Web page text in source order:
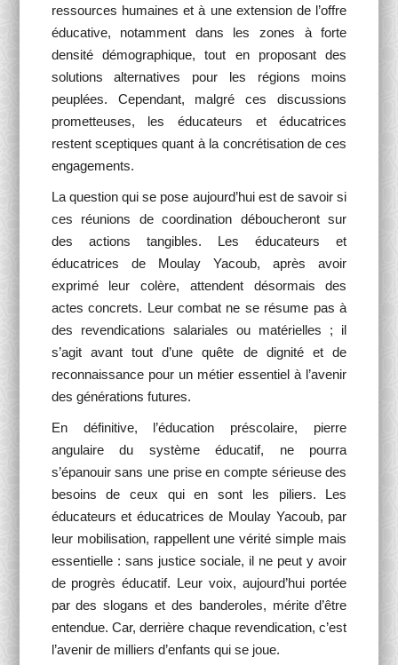
ressources humaines et à une extension de l’offre
éducative, notamment dans les zones à forte
densité démographique, tout en proposant des
solutions alternatives pour les régions moins
peuplées. Cependant, malgré ces discussions
prometteuses, les éducateurs et éducatrices
restent sceptiques quant à la concrétisation de ces
engagements.
La question qui se pose aujourd’hui est de savoir si
ces réunions de coordination déboucheront sur
des actions tangibles. Les éducateurs et
éducatrices de Moulay Yacoub, après avoir
exprimé leur colère, attendent désormais des
actes concrets. Leur combat ne se résume pas à
des revendications salariales ou matérielles ; il
s’agit avant tout d’une quête de dignité et de
reconnaissance pour un métier essentiel à l’avenir
des générations futures.
En définitive, l’éducation préscolaire, pierre
angulaire du système éducatif, ne pourra
s’épanouir sans une prise en compte sérieuse des
besoins de ceux qui en sont les piliers. Les
éducateurs et éducatrices de Moulay Yacoub, par
leur mobilisation, rappellent une vérité simple mais
essentielle : sans justice sociale, il ne peut y avoir
de progrès éducatif. Leur voix, aujourd’hui portée
par des slogans et des banderoles, mérite d’être
entendue. Car, derrière chaque revendication, c’est
l’avenir de milliers d’enfants qui se joue.